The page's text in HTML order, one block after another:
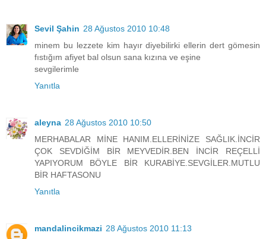
Sevil Şahin 28 Ağustos 2010 10:48
minem bu lezzete kim hayır diyebilirki ellerin dert gömesin
fıstığım afiyet bal olsun sana kızına ve eşine
sevgilerimle
Yanıtla
aleyna 28 Ağustos 2010 10:50
MERHABALAR MİNE HANIM.ELLERİNİZE SAĞLIK.İNCİR
ÇOK SEVDİĞİM BİR MEYVEDİR.BEN İNCİR REÇELLİ
YAPIYORUM BÖYLE BİR KURABİYE.SEVGİLER.MUTLU
BİR HAFTASONU
Yanıtla
mandalincikmazi 28 Ağustos 2010 11:13